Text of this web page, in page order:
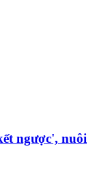
ngược', nuôi